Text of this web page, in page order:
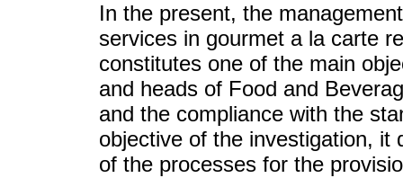
In the present, the
services in gourmet a la carte
constitutes one of the main
and heads of Food and
and the compliance with the
objective of the investigation, it
of the processes for the